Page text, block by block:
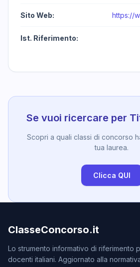
Sito Web: https://
Ist. Riferimento:
Se vuoi ricercare per
Scopri a quali classi di concorso
tua laurea.
Clicca QUI
ClasseConcorso.it
Lo strumento informativo di riferimento
docenti italiani. Aggiornato alla